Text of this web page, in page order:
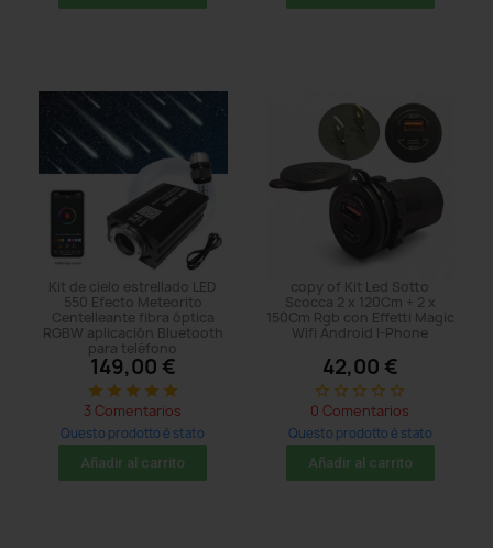
Kit de cielo estrellado LED
550 Efecto Meteorito
Centelleante fibra óptica
RGBW aplicación Bluetooth
para teléfono
149,00 €
star star star star star
3 Comentarios
Questo prodotto è stato
acquistato: 8 times
Añadir al carrito
copy of Kit Led Sotto
Scocca 2 x 120Cm + 2 x
150Cm Rgb con Effetti Magic
Wifi Android I-Phone
42,00 €
star_border star_border star_border star_border star_border
0 Comentarios
Questo prodotto è stato
acquistato: 5 times
Añadir al carrito